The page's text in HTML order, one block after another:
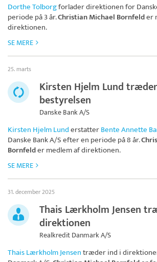
Dorthe Tolborgforlader direktionen for
periode på 3 år.Christian Michael Bornfelder
direktionen.
SE MERE
25. marts
Kirsten Hjelm Lund
bestyrelsen
Danske Bank A/S
Kirsten Hjelm LunderstatterBente Annette
Danske Bank A/Sefter en periode på 8 år.
Bornfelder medlem af direktionen.
SE MERE
31. december 2025
Thais Lærkholm Jensen
direktionen
Realkredit Danmark A/S
Thais Lærkholm Jensentræder ind i